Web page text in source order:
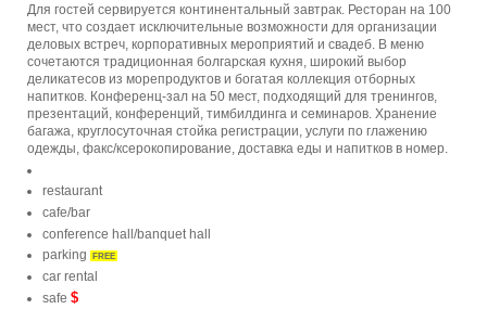
Для гостей сервируется континентальный завтрак. Ресторан на 100
мест, что создает исключительные возможности для организации
деловых встреч, корпоративных мероприятий и свадеб. В меню
сочетаются традиционная болгарская кухня, широкий выбор
деликатесов из морепродуктов и богатая коллекция отборных
напитков. Конференц-зал на 50 мест, подходящий для тренингов,
презентаций, конференций, тимбилдинга и семинаров. Хранение
багажа, круглосуточная стойка регистрации, услуги по глажению
одежды, факс/ксерокопирование, доставка еды и напитков в номер.
restaurant
cafe/bar
conference hall/banquet hall
parking FREE
car rental
safe $